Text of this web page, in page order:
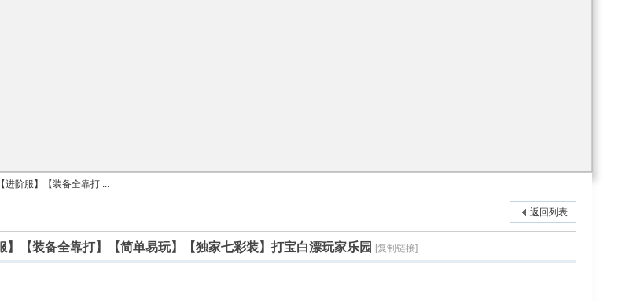
进阶服】【装备全靠打 ...
返回列表
【装备全靠打】【简单易玩】【独家七彩装】打宝白漂玩家乐园 [复制链接]